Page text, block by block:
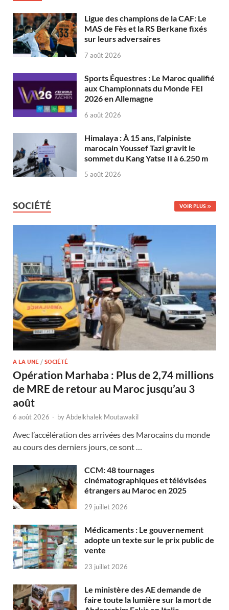
Ligue des champions de la CAF: Le
MAS de Fès et la RS Berkane fixés
sur leurs adversaires
7 août 2026
Sports Équestres : Le Maroc qualifié
aux Championnats du Monde FEI
2026 en Allemagne
6 août 2026
Himalaya : À 15 ans, l’alpiniste
marocain Youssef Tazi gravit le
sommet du Kang Yatse II à 6.250 m
5 août 2026
SOCIÉTÉ VOIR PLUS
A LA UNE / SOCIÉTÉ
Opération Marhaba : Plus de 2,74 millions
de MRE de retour au Maroc jusqu’au 3
août
6 août 2026 - byAbdelkhalek Moutawakil
Avec l’accélération des arrivées des Marocains du monde
au cours des derniers jours, ce sont …
CCM: 48 tournages
cinématographiques et télévisées
étrangers au Maroc en 2025
29 juillet 2026
Médicaments : Le gouvernement
adopte un texte sur le prix public de
vente
23 juillet 2026
Le ministère des AE demande de
faire toute la lumière sur la mort de